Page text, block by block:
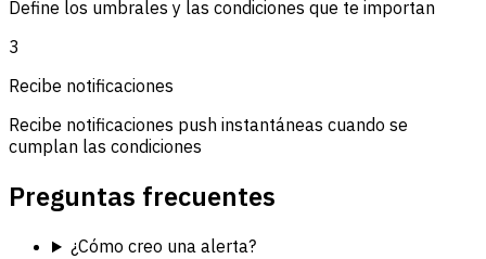
Define los umbrales y las condiciones que te importan
3
Recibe notificaciones
Recibe notificaciones push instantáneas cuando se
cumplan las condiciones
Preguntas frecuentes
¿Cómo creo una alerta?